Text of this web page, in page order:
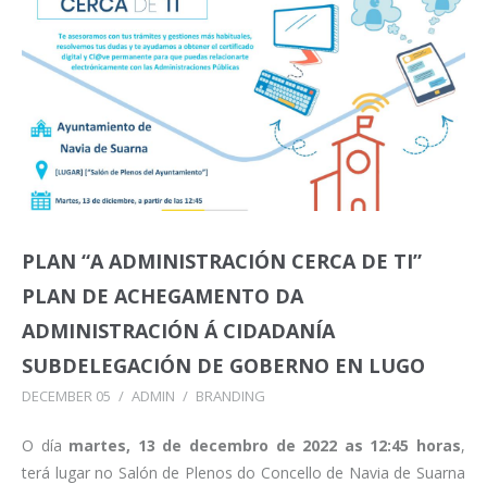
PLAN “A ADMINISTRACIÓN CERCA DE TI”
PLAN DE ACHEGAMENTO DA
ADMINISTRACIÓN Á CIDADANÍA
SUBDELEGACIÓN DE GOBERNO EN LUGO
DECEMBER 05 / ADMIN / BRANDING
O día martes, 13 de decembro de 2022 as 12:45 horas,
terá lugar no Salón de Plenos do Concello de Navia de Suarna